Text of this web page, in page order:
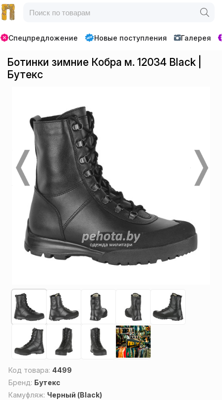
Спецпредложение Новые поступления Галерея
Ботинки зимние Кобра м. 12034 Black |
Бутекс
Код товара: 4499
Бренд: Бутекс
Камуфляж: Черный (Black)